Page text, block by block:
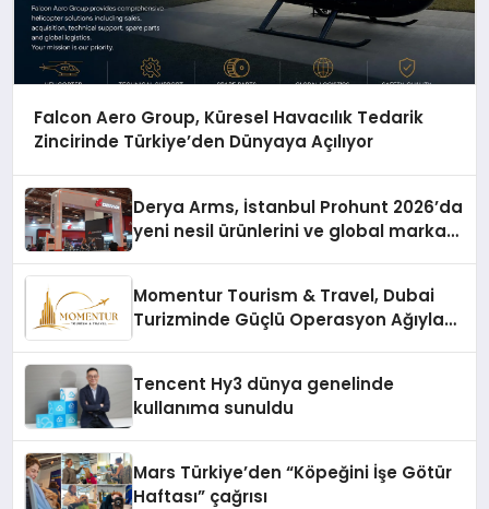
Falcon Aero Group, Küresel Havacılık Tedarik
Zincirinde Türkiye’den Dünyaya Açılıyor
Derya Arms, İstanbul Prohunt 2026’da
yeni nesil ürünlerini ve global marka
Momentur Tourism & Travel, Dubai
Turizminde Güçlü Operasyon Ağıyla
Tencent Hy3 dünya genelinde
kullanıma sunuldu
Mars Türkiye’den “Köpeğini İşe Götür
Haftası” çağrısı